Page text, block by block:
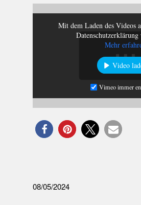
Mit dem Laden des Videos
Mehr
Video
Vimeo immer
08/05/2024